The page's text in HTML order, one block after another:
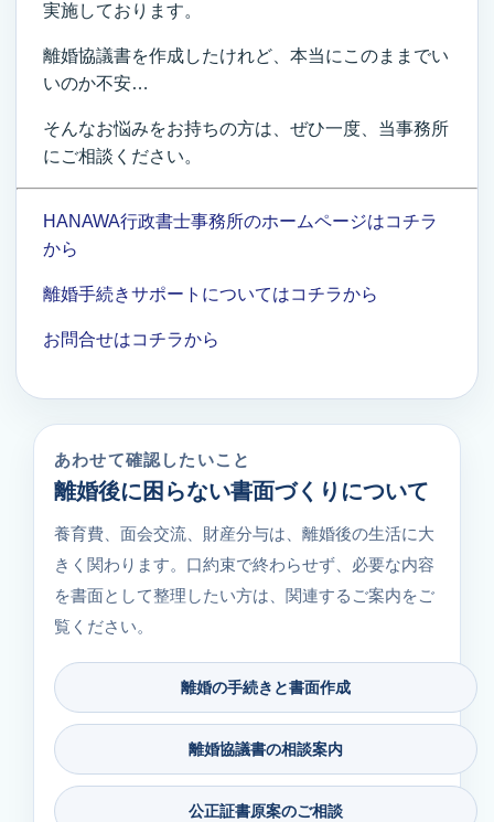
実施しております。
離婚協議書を作成したけれど、本当にこのままでい
いのか不安…
そんなお悩みをお持ちの方は、ぜひ一度、当事務所
にご相談ください。
HANAWA行政書士事務所のホームページはコチラ
から
離婚手続きサポートについてはコチラから
お問合せはコチラから
あわせて確認したいこと
離婚後に困らない書面づくりについて
養育費、面会交流、財産分与は、離婚後の生活に大
きく関わります。口約束で終わらせず、必要な内容
を書面として整理したい方は、関連するご案内をご
覧ください。
離婚の手続きと書面作成
離婚協議書の相談案内
公正証書原案のご相談